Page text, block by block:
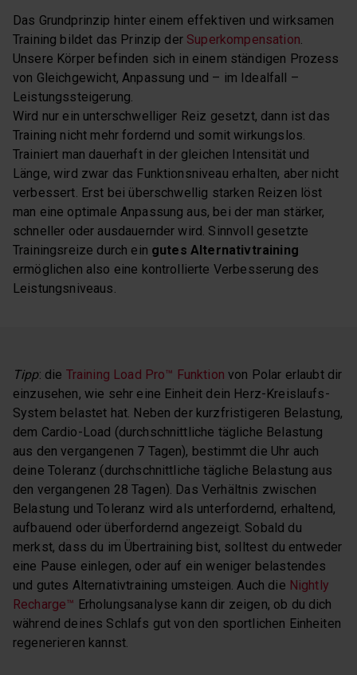
Das Grundprinzip hinter einem effektiven und wirksamen
Training bildet das Prinzip der Superkompensation.
Unsere Körper befinden sich in einem ständigen Prozess
von Gleichgewicht, Anpassung und – im Idealfall –
Leistungssteigerung.
Wird nur ein unterschwelliger Reiz gesetzt, dann ist das
Training nicht mehr fordernd und somit wirkungslos.
Trainiert man dauerhaft in der gleichen Intensität und
Länge, wird zwar das Funktionsniveau erhalten, aber nicht
verbessert. Erst bei überschwellig starken Reizen löst
man eine optimale Anpassung aus, bei der man stärker,
schneller oder ausdauernder wird. Sinnvoll gesetzte
Trainingsreize durch ein gutes Alternativtraining
ermöglichen also eine kontrollierte Verbesserung des
Leistungsniveaus.
Tipp: die Training Load Pro™ Funktion von Polar erlaubt dir
einzusehen, wie sehr eine Einheit dein Herz-Kreislaufs-
System belastet hat. Neben der kurzfristigeren Belastung,
dem Cardio-Load (durchschnittliche tägliche Belastung
aus den vergangenen 7 Tagen), bestimmt die Uhr auch
deine Toleranz (durchschnittliche tägliche Belastung aus
den vergangenen 28 Tagen). Das Verhältnis zwischen
Belastung und Toleranz wird als unterfordernd, erhaltend,
aufbauend oder überfordernd angezeigt. Sobald du
merkst, dass du im Übertraining bist, solltest du entweder
eine Pause einlegen, oder auf ein weniger belastendes
und gutes Alternativtraining umsteigen. Auch die ​Nightly
Recharge™ Erholungsanalyse kann dir zeigen, ob du dich
während deines Schlafs gut von den sportlichen Einheiten
regenerieren kannst.